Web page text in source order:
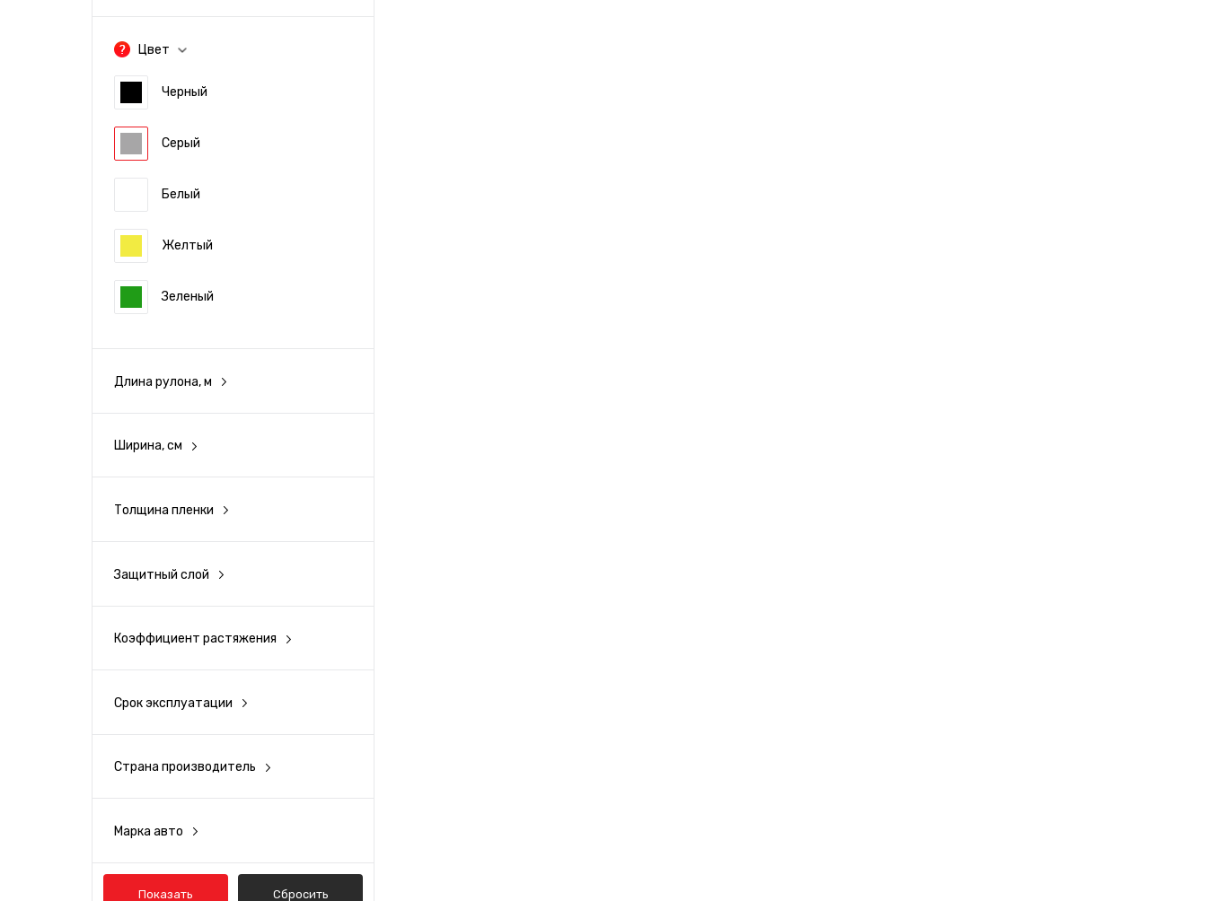
Цвет
Черный
Серый
Белый
Желтый
Зеленый
Синий
Xром
Прозрачный
Длина рулона, м
Ширина, см
Толщина пленки
Защитный слой
Коэффициент растяжения
Срок эксплуатации
Страна производитель
Марка авто
Показать Сбросить